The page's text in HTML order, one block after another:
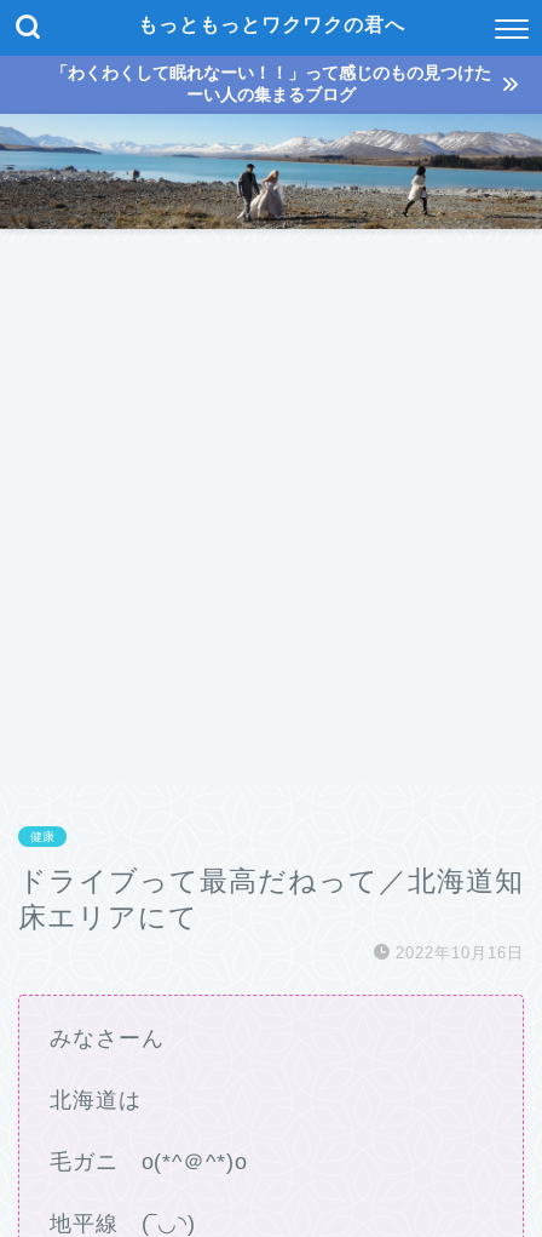
もっともっとワクワクの君へ
「わくわくして眠れなーい！！」って感じのもの見つけた
ーい人の集まるブログ
健康
ドライブって最高だねって／北海道知
床エリアにて
2022年10月16日
みなさーん
北海道は
毛ガニ o(*^＠^*)o
地平線 (‾◡◝)